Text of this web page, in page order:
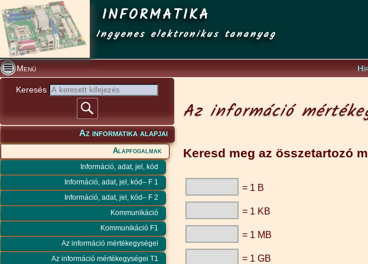
INFORMATIKA
Ingyenes elektronikus tananyag
Menü
Keresés
Az informatika alapjai
Alapfogalmak
Információ, adat, jel, kód
Információ, adat, jel, kód– F 1
Információ, adat, jel, kód– F 2
Kommunikáció
Kommunikáció F1
Az információ mértékegységei
Az információ mértékegységei T1
Az információ
Keresd meg az összetartozó
= 1 B
= 1 KB
= 1 MB
= 1 GB